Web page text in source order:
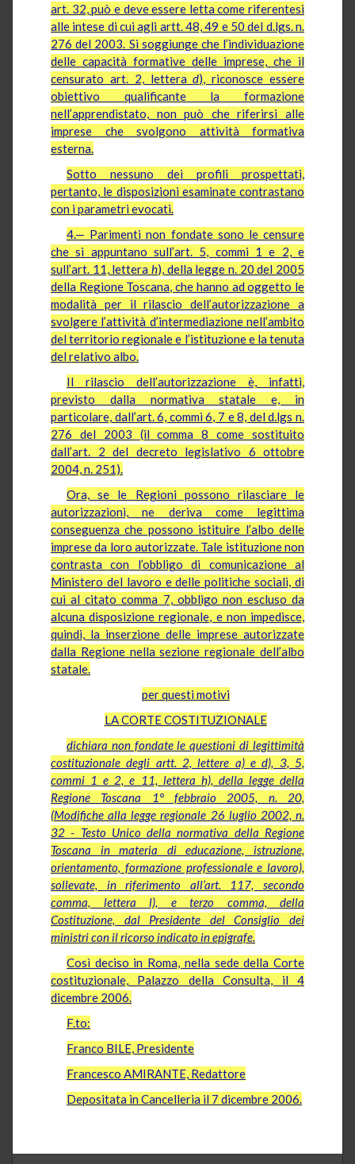
art. 32, può e deve essere letta come riferentesi
alle intese di cui agli artt. 48, 49 e 50 del d.lgs. n.
276 del 2003. Si soggiunge che l’individuazione
delle capacità formative delle imprese, che il
censurato art. 2, letterad), riconosce essere
obiettivo qualificante la formazione
nell’apprendistato, non può che riferirsi alle
imprese che svolgono attività formativa
esterna.
Sotto nessuno dei profili prospettati,
pertanto, le disposizioni esaminate contrastano
con i parametri evocati.
4.— Parimenti non fondate sono le censure
che si appuntano sull’art. 5, commi 1 e 2, e
sull’art. 11, lettera h), della legge n. 20 del 2005
della Regione Toscana, che hanno ad oggetto le
modalità per il rilascio dell’autorizzazione a
svolgere l’attività d’intermediazione nell’ambito
del territorio regionale e l’istituzione e la tenuta
del relativo albo.
Il rilascio dell’autorizzazione è, infatti,
previsto dalla normativa statale e, in
particolare, dall’art. 6, commi 6, 7 e 8, del d.lgs n.
276 del 2003 (il comma 8 come sostituito
dall’art. 2 del decreto legislativo 6 ottobre
2004, n. 251).
Ora, se le Regioni possono rilasciare le
autorizzazioni, ne deriva come legittima
conseguenza che possono istituire l’albo delle
imprese da loro autorizzate. Tale istituzione non
contrasta con l’obbligo di comunicazione al
Ministero del lavoro e delle politiche sociali, di
cui al citato comma 7, obbligo non escluso da
alcuna disposizione regionale, e non impedisce,
quindi, la inserzione delle imprese autorizzate
dalla Regione nella sezione regionale dell’albo
statale.
per questi motivi
LA CORTE COSTITUZIONALE
dichiara non fondate le questioni di legittimità
costituzionale degli artt. 2, lettere a) e d), 3, 5,
commi 1 e 2, e 11, lettera h), della legge della
Regione Toscana 1° febbraio 2005, n. 20,
(Modifiche alla legge regionale 26 luglio 2002, n.
32 - Testo Unico della normativa della Regione
Toscana in materia di educazione, istruzione,
orientamento, formazione professionale e lavoro),
sollevate, in riferimento all’art. 117, secondo
comma, lettera l), e terzo comma, della
Costituzione, dal Presidente del Consiglio dei
ministri con il ricorso indicato in epigrafe.
Così deciso in Roma, nella sede della Corte
costituzionale, Palazzo della Consulta, il 4
dicembre 2006.
F.to:
Franco BILE, Presidente
Francesco AMIRANTE, Redattore
Depositata in Cancelleria il 7 dicembre 2006.